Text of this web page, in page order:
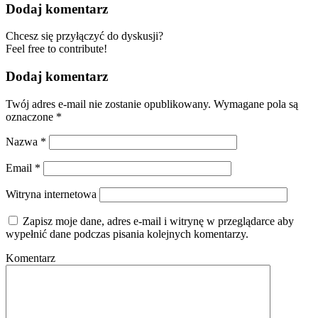
Dodaj komentarz
Chcesz się przyłączyć do dyskusji?
Feel free to contribute!
Dodaj komentarz
Twój adres e-mail nie zostanie opublikowany. Wymagane pola są
oznaczone *
Nazwa *
Email *
Witryna internetowa
Zapisz moje dane, adres e-mail i witrynę w przeglądarce aby
wypełnić dane podczas pisania kolejnych komentarzy.
Komentarz